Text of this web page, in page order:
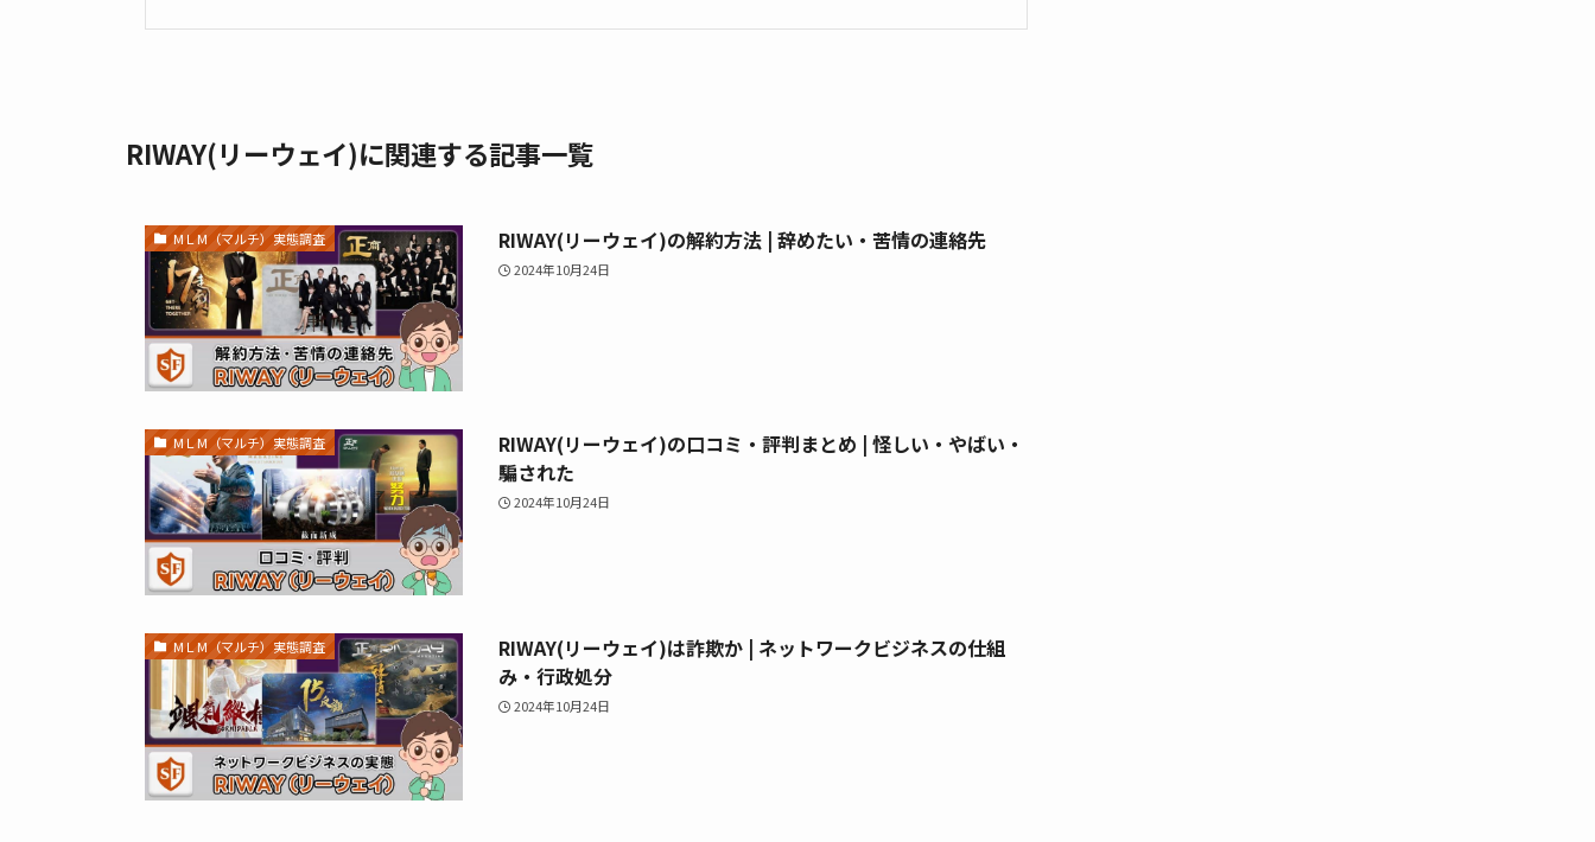
RIWAY(リーウェイ)に関連する記事一覧
МＬМ（マルチ）実態調査 RIWAY(リーウェイ)の解約方法 | 辞めたい・苦情の連絡先
2024年10月24日
МＬМ（マルチ）実態調査
RIWAY(リーウェイ)の口コミ・評判まとめ | 怪しい・やばい・
騙された
2024年10月24日
МＬМ（マルチ）実態調査
RIWAY(リーウェイ)は詐欺か | ネットワークビジネスの仕組
み・行政処分
2024年10月24日